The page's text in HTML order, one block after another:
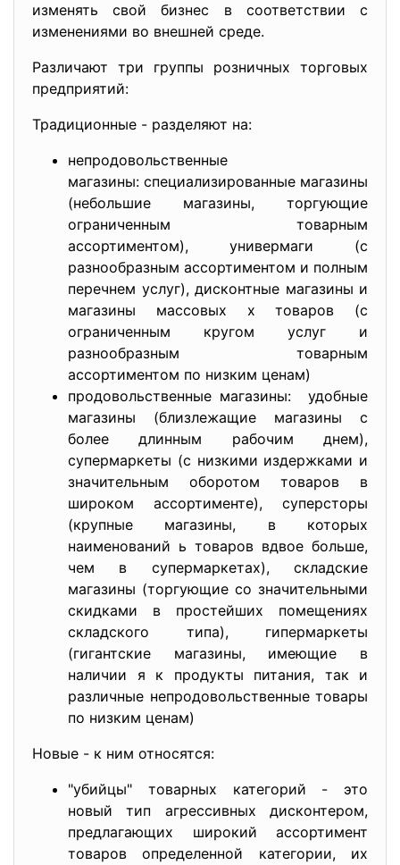
изменять свой бизнес в соответствии с
изменениями во внешней среде.
Различают три группы розничных торговых
предприятий:
Традиционные - разделяют на:
непродовольственные
магазины: специализированные магазины
(небольшие магазины, торгующие
ограниченным товарным
ассортиментом), универмаги (с
разнообразным ассортиментом и полным
перечнем услуг), дисконтные магазины и
магазины массовых х товаров (с
ограниченным кругом услуг и
разнообразным товарным
ассортиментом по низким ценам)
продовольственные магазины: удобные
магазины (близлежащие магазины с
более длинным рабочим днем),
супермаркеты (с низкими издержками и
значительным оборотом товаров в
широком ассортименте), суперсторы
(крупные магазины, в которых
наименований ь товаров вдвое больше,
чем в супермаркетах), складские
магазины (торгующие со значительными
скидками в простейших помещениях
складского типа), гипермаркеты
(гигантские магазины, имеющие в
наличии я к продукты питания, так и
различные непродовольственные товары
по низким ценам)
Новые - к ним относятся:
"убийцы" товарных категорий - это
новый тип агрессивных дисконтером,
предлагающих широкий ассортимент
товаров определенной категории, их